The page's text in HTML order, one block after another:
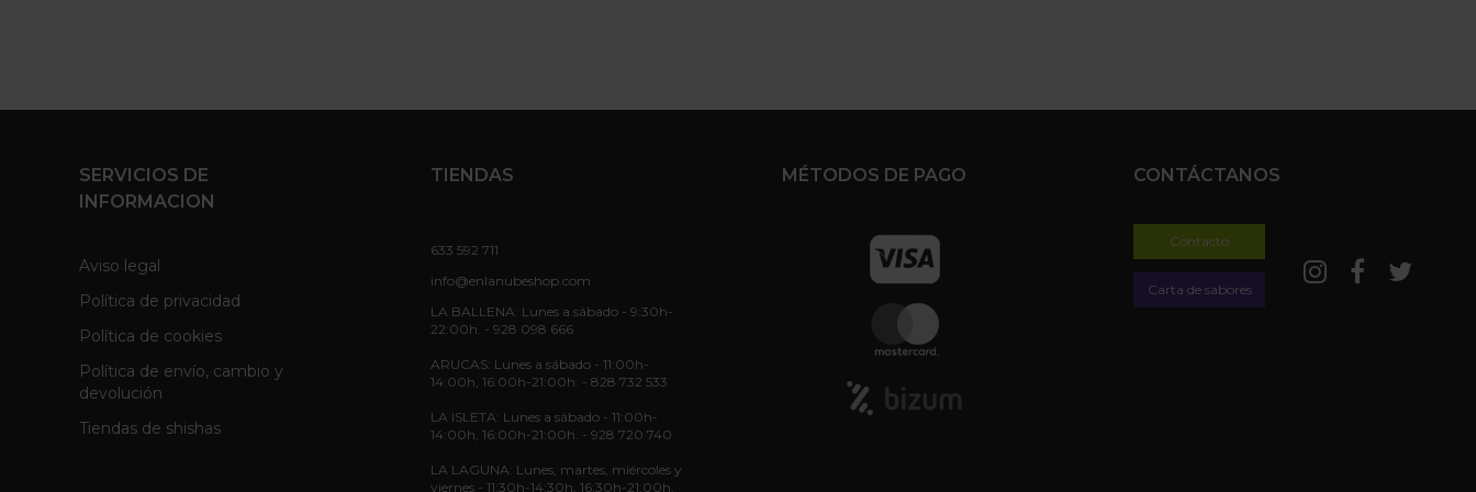
SERVICIOS DE
INFORMACION
Aviso legal
Política de privacidad
Política de cookies
Política de envío, cambio y
devolución
Tiendas de shishas
TIENDAS
633 592 711
info@enlanubeshop.com
LA BALLENA: Lunes a sábado - 9:30h-
22:00h. - 928 098 666
ARUCAS: Lunes a sábado - 11:00h-
14:00h, 16:00h-21:00h. - 828 732 533
LA ISLETA: Lunes a sábado - 11:00h-
14:00h, 16:00h-21:00h. - 928 720 740
LA LAGUNA: Lunes, martes, miércoles y
viernes - 11:30h-14:30h, 16:30h-21:00h.
MÉTODOS DE PAGO CONTÁCTANOS
Contacto
Carta de sabores